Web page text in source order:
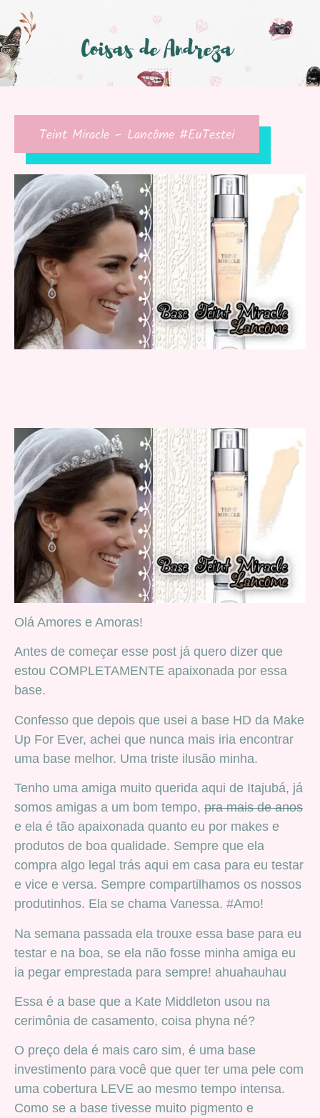
Teint Miracle – Lancôme #EuTestei
Olá Amores e Amoras!
Antes de começar esse post já quero dizer que
estou COMPLETAMENTE apaixonada por essa
base.
Confesso que depois que usei a base HD da Make
Up For Ever, achei que nunca mais iria encontrar
uma base melhor. Uma triste ilusão minha.
Tenho uma amiga muito querida aqui de Itajubá, já
somos amigas a um bom tempo, pra mais de anos
e ela é tão apaixonada quanto eu por makes e
produtos de boa qualidade. Sempre que ela
compra algo legal trás aqui em casa para eu testar
e vice e versa. Sempre compartilhamos os nossos
produtinhos. Ela se chama Vanessa. #Amo!
Na semana passada ela trouxe essa base para eu
testar e na boa, se ela não fosse minha amiga eu
ia pegar emprestada para sempre! ahuahauhau
Essa é a base que a Kate Middleton usou na
cerimônia de casamento, coisa phyna né?
O preço dela é mais caro sim, é uma base
investimento para você que quer ter uma pele com
uma cobertura LEVE ao mesmo tempo intensa.
Como se a base tivesse muito pigmento e